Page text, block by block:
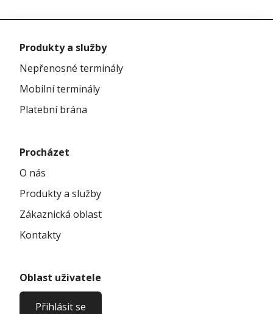
Produkty a služby
Nepřenosné terminály
Mobilní terminály
Platební brána
Procházet
O nás
Produkty a služby
Zákaznická oblast
Kontakty
Oblast uživatele
Přihlásit se